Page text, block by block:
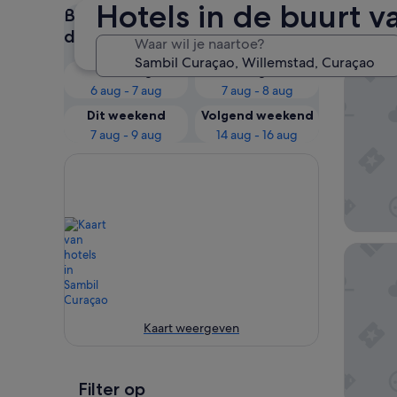
Hotels in de buurt
Waar wil je naartoe?
Bekijk de prijzen voor deze
datums
Vandaag
6 aug - 7 aug
Morgen
7 aug - 8 aug
Dit weekend
7 aug - 9 aug
Volgend weekend
14 aug - 16 aug
Kaart weergeven
Filter op